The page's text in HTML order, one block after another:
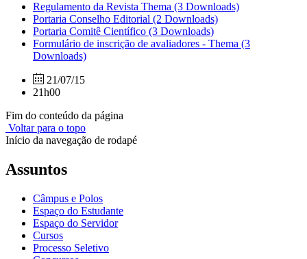
Regulamento da Revista Thema (3 Downloads)
Portaria Conselho Editorial (2 Downloads)
Portaria Comitê Científico (3 Downloads)
Formulário de inscrição de avaliadores - Thema (3
Downloads)
21/07/15
21h00
Fim do conteúdo da página
Voltar para o topo
Início da navegação de rodapé
Assuntos
Câmpus e Polos
Espaço do Estudante
Espaço do Servidor
Cursos
Processo Seletivo